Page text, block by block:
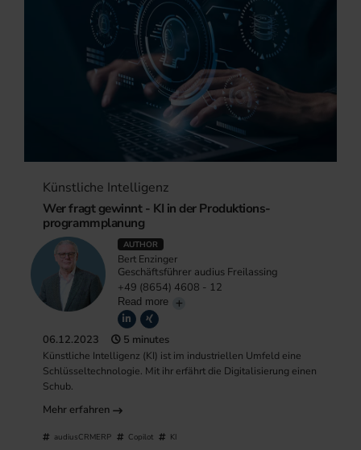
Künstliche Intelligenz
Wer fragt gewinnt - KI in der Produktions-
programmplanung
AUTHOR
Bert Enzinger
Geschäftsführer audius Freilassing
+49 (8654) 4608 - 12
Read more
06.12.2023 5 minutes
Künstliche Intelligenz (KI) ist im industriellen Umfeld eine
Schlüsseltechnologie. Mit ihr erfährt die Digitalisierung einen
Schub.
Mehr erfahren
audiusCRMERP Copilot KI